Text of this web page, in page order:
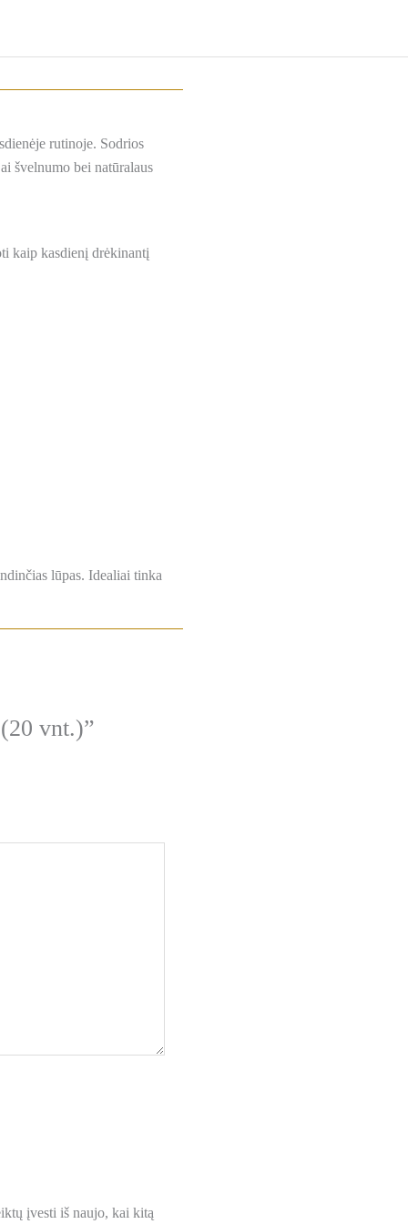
rutinoje. Sodrios
švelnumo bei natūralaus
kaip kasdienį drėkinantį
lūpas. Idealiai tinka
vnt.)”
įvesti iš naujo, kai kitą